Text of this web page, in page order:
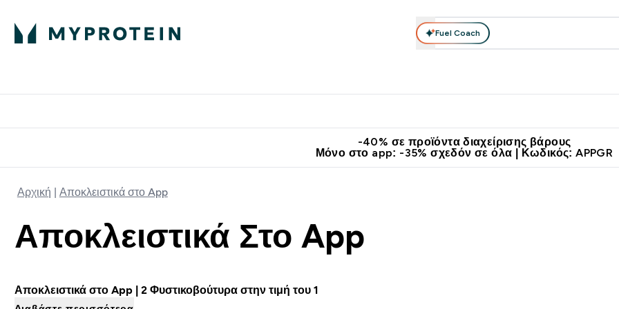
Fuel Coach
-40% σε προϊόντα διαχείρισης βάρους
Μόνο στο app: -35% σχεδόν σε όλα | Κωδικός: APPGR
Αρχική Αποκλειστικά στο App
Αποκλειστικά Στο App
Αποκλειστικά στο App| 2 Φυστικοβούτυρα στην τιμή του 1